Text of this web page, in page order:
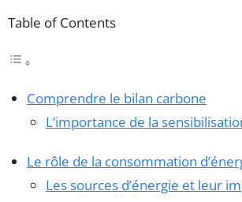
Table of Contents
Comprendre le bilan carbone
L’importance de la
Le rôle de la consommation
Les sources d’énergie et leur